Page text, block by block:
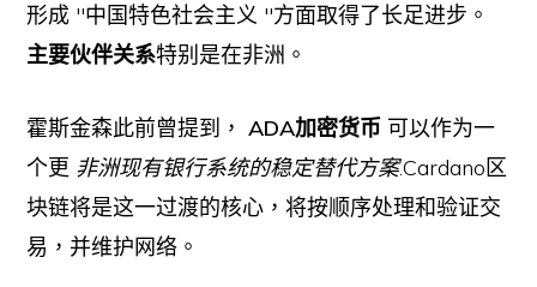
形成 "中国特色社会主义 "方面取得了长足进步。
主要伙伴关系特别是在非洲。
霍斯金森此前曾提到， ADA加密货币 可以作为一
个更 非洲现有银行系统的稳定替代方案.Cardano区
块链将是这一过渡的核心，将按顺序处理和验证交
易，并维护网络。